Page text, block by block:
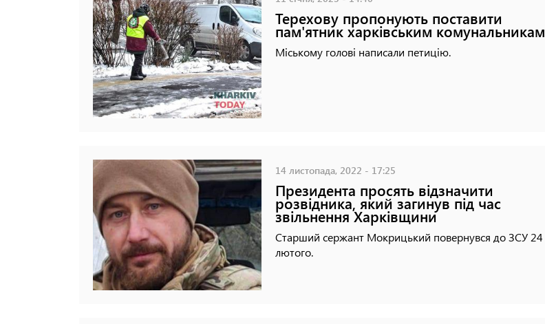
Терехову пропонують поставити
пам'ятник харківським комунальникам
Міському голові написали петицію.
14 листопада, 2022 - 17:25
Президента просять відзначити
розвідника, який загинув під час
звільнення Харківщини
Старший сержант Мокрицький повернувся до ЗСУ 24
лютого.